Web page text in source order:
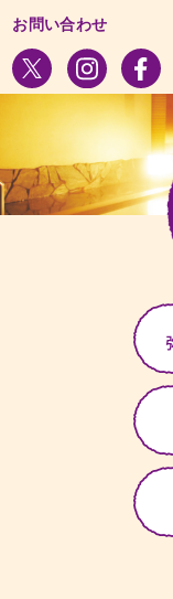
お問い合わせ